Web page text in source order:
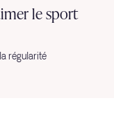
le sport
régularité